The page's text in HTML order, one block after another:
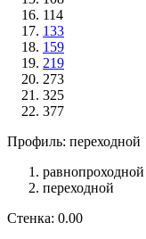
114
133
159
219
273
325
377
Профиль: переходной
равнопроходной
переходной
Стенка: 0.00